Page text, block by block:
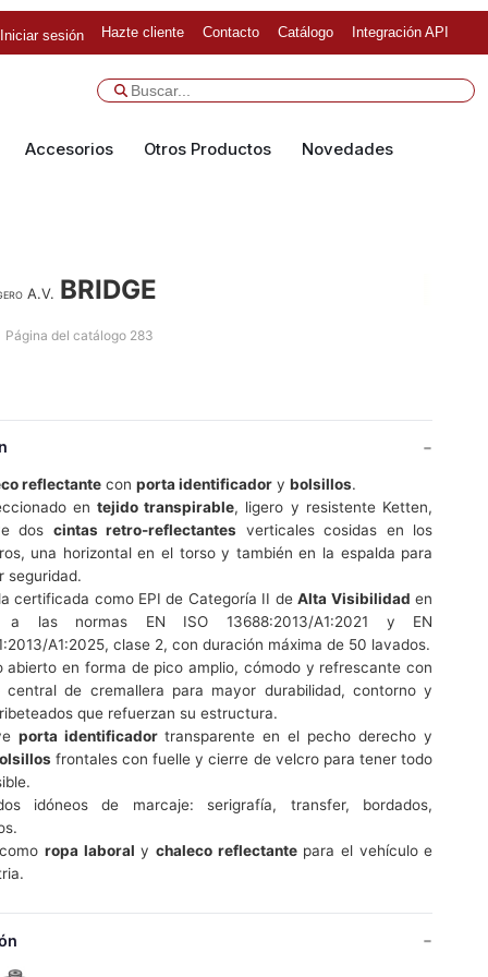
Iniciar sesión Hazte cliente Contacto Catálogo Integración API
Accesorios Otros Productos Novedades
A.V. BRIDGE
Página del catálogo 283
reflectantecon porta identificadory bolsillos.
entejido transpirable, ligero y resistente Ketten,
dos cintas retro-reflectantes verticales cosidas en los
una horizontal en el torso y también en la espalda para
seguridad.
certificada como EPI de Categoría II deAlta Visibilidad en
a las normas EN ISO 13688:2013/A1:2021 y EN
A1:2025, clase 2, con duración máxima de 50 lavados.
abierto en forma de pico amplio, cómodo y refrescante con
central de cremallera para mayor durabilidad, contorno y
que refuerzan su estructura.
porta identificadortransparente en el pecho derecho y
frontales con fuelle y cierre de velcro para tener todo
idóneos de marcaje: serigrafía, transfer, bordados,
ropa laboral y chaleco reflectantepara el vehículo e